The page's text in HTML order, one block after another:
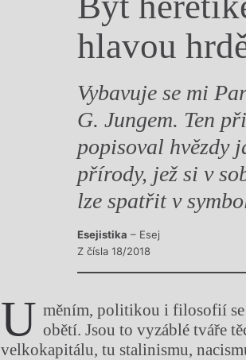
Výroční ceny
hlavou
Vybavuje se mi
G. Jungem. Ten
popisoval hvězdy
přírody, jež si v
lze spatřit v
Esejistika – Esej
Z čísla 18/2018
U měním, politikou i filosofií
obětí. Jsou to vyzáblé tváře
velkokapitálu, tu stalinismu,